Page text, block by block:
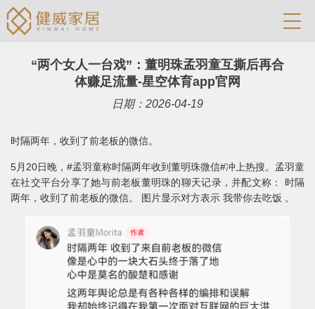
“两个女人一台戏”：董明珠孟羽童互撕后再合
体赚足流量-星空体育app官网
日期：2026-04-19
时隔两年，收到了前老板的微信。
5月20日晚，#孟羽童称时隔两年收到董明珠微信#冲上热搜。孟羽童
在社交平台分享了她与前老板董明珠的聊天记录，并配文称： 时隔
两年，收到了前老板的微信。 图片显示对方表示 我带你去吃饭 。